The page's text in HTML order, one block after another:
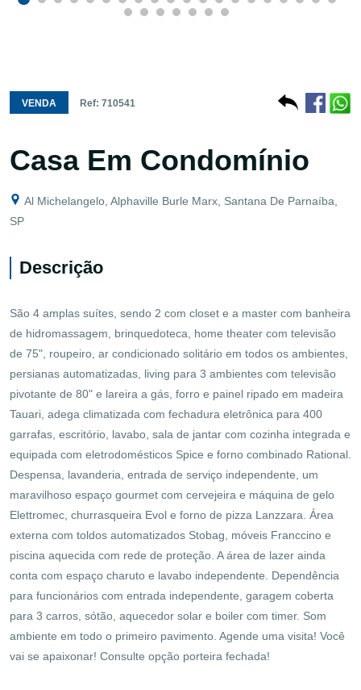
VENDA Ref: 710541
Casa Em Condomínio
Al Michelangelo, Alphaville Burle Marx, Santana De Parnaíba,
SP
Descrição
São 4 amplas suítes, sendo 2 com closet e a master com banheira
de hidromassagem, brinquedoteca, home theater com televisão
de 75", roupeiro, ar condicionado solitário em todos os ambientes,
persianas automatizadas, living para 3 ambientes com televisão
pivotante de 80" e lareira a gás, forro e painel ripado em madeira
Tauari, adega climatizada com fechadura eletrônica para 400
garrafas, escritório, lavabo, sala de jantar com cozinha integrada e
equipada com eletrodomésticos Spice e forno combinado Rational.
Despensa, lavanderia, entrada de serviço independente, um
maravilhoso espaço gourmet com cervejeira e máquina de gelo
Elettromec, churrasqueira Evol e forno de pizza Lanzzara. Área
externa com toldos automatizados Stobag, móveis Franccino e
piscina aquecida com rede de proteção. A área de lazer ainda
conta com espaço charuto e lavabo independente. Dependência
para funcionários com entrada independente, garagem coberta
para 3 carros, sótão, aquecedor solar e boiler com timer. Som
ambiente em todo o primeiro pavimento. Agende uma visita! Você
vai se apaixonar! Consulte opção porteira fechada!